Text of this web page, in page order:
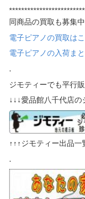
同商品の買取も募集中
電子ピアノの買取は
電子ピアノの入荷ま
.
ジモティーでも平行販
↓↓↓愛品館八千代店
↑↑↑ジモティー出品
.